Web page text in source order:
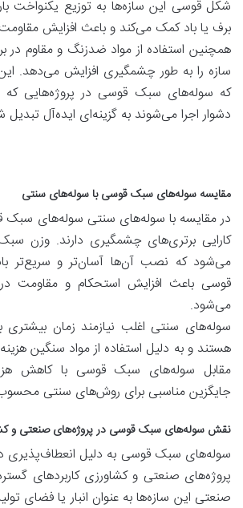
شکل قوسی این سازه‌ها به توزیع یکنواخت
برف یا باد کمک می‌کند و باعث افزایش
همچنین استفاده از مواد ضدزنگ و مقاوم در
سازه را به طور چشمگیری افزایش می‌دهد.
که سوله‌های سبک قوسی در پروژه‌هایی که
دشوار اجرا می‌شوند به گزینه‌ای ایده‌آل تبدیل
مقایسه سوله‌های سبک قوسی با سوله‌های سنتی
در مقایسه با سوله‌های سنتی سوله‌های سبک
کارایی برتری‌های چشمگیری دارند. وزن
می‌شود که نصب آن‌ها آسان‌تر و سریع‌تر
قوسی باعث افزایش استحکام و مقاومت در
می‌شود.
سوله‌های سنتی اغلب نیازمند زمان
هستند و به دلیل استفاده از مواد سنگین
مقابل سوله‌های سبک قوسی با کاهش
جایگزین مناسبی برای روش‌های سنتی
نقش سوله‌های سبک قوسی در پروژه‌های صنعتی و
سوله‌های سبک قوسی به دلیل انعطاف‌پذیری
پروژه‌های صنعتی و کشاورزی کاربردهای
صنعتی این سازه‌ها به عنوان انبار یا فضای